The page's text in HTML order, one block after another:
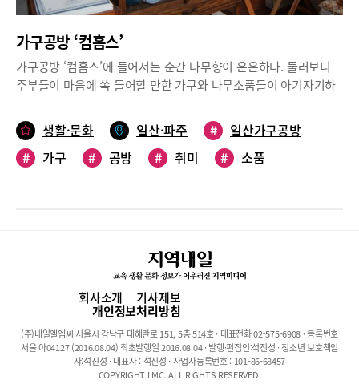
가구공방 ‘컴홈스’
가구공방 ‘컴홈스’에 들어서는 순간 나무향이 은은하다. 둘러보니
주부들이 마음에 쏙 들어할 만한 가구와 나무소품들이 아기자기하
인장은 디자인을 전공하고 다양한 공예를 섭렵했단다.무엇이든 만
들기 좋아하다가 목공에 푹 빠졌다는 주인장은 “주부이기 때문에
여자들이 원하는 가구를 만든다는 것이 장점이라면 장점”이라고 한
맞춤과 피스작업을 함께 한다고 한다. 기본 오일이나 도구(샌드페이
퍼 등)을 같이 공유할 수 있는 합리적인 교육 커리큘럼으로 쉽게 목
공의 즐거움을 느낄 수 있다.기본 목공 클래스(3개월 30만원, 재료
비는 별도)는 3개월 20회 과정으로 하루 3시간씩 수업이 이뤄진다.
만들 수 있고, 고급 과정에서는 서랍 레일 작업까지 배울 수 있다.
정규클래스는 화/목요일 오전 10시~오후 1시, 원데이클래스는 예
약제로 운영된다. 원데이클래스에서는 스툴, 나무도마, 트레이 중
생활·문화 일산·파주 #
일산가구공방
#
가구 # 공방 # 취미 # 소품
회사소개 기사제보
개인정보처리방침
(주)내일엘엠씨 서울시 강남구 테헤란로 151, 5층 514호 · 대표전화 02-575-6908 · 등록번호
서울 아04127 (2016.08.04) 최초발행일 2016.08.04 · 발행·편집인:석진성 · 청소년 보호책임
자:석진성 · 대표자 : 석진성 · 사업자등록번호 : 101-86-68457
COPYRIGHT LMC. ALL RIGHTS RESERVED.